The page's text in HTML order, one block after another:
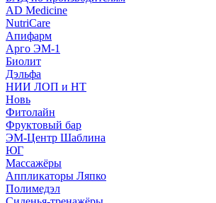
AD Medicine
NutriCare
Апифарм
Арго ЭМ-1
Биолит
Дэльфа
НИИ ЛОП и НТ
Новь
Фитолайн
Фруктовый бар
ЭМ-Центр Шаблина
ЮГ
Массажёры
Аппликаторы Ляпко
Полимедэл